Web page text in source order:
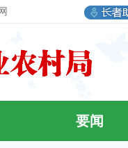
要闻